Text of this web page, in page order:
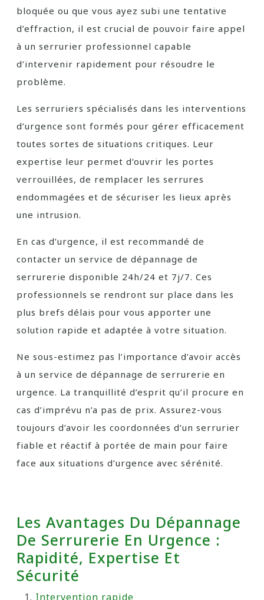
bloquée ou que vous ayez subi une tentative
d’effraction, il est crucial de pouvoir faire appel
à un serrurier professionnel capable
d’intervenir rapidement pour résoudre le
problème.
Les serruriers spécialisés dans les interventions
d’urgence sont formés pour gérer efficacement
toutes sortes de situations critiques. Leur
expertise leur permet d’ouvrir les portes
verrouillées, de remplacer les serrures
endommagées et de sécuriser les lieux après
une intrusion.
En cas d’urgence, il est recommandé de
contacter un service de dépannage de
serrurerie disponible 24h/24 et 7j/7. Ces
professionnels se rendront sur place dans les
plus brefs délais pour vous apporter une
solution rapide et adaptée à votre situation.
Ne sous-estimez pas l’importance d’avoir accès
à un service de dépannage de serrurerie en
urgence. La tranquillité d’esprit qu’il procure en
cas d’imprévu n’a pas de prix. Assurez-vous
toujours d’avoir les coordonnées d’un serrurier
fiable et réactif à portée de main pour faire
face aux situations d’urgence avec sérénité.
Les Avantages Du Dépannage
De Serrurerie En Urgence :
Rapidité, Expertise Et
Sécurité
Intervention rapide